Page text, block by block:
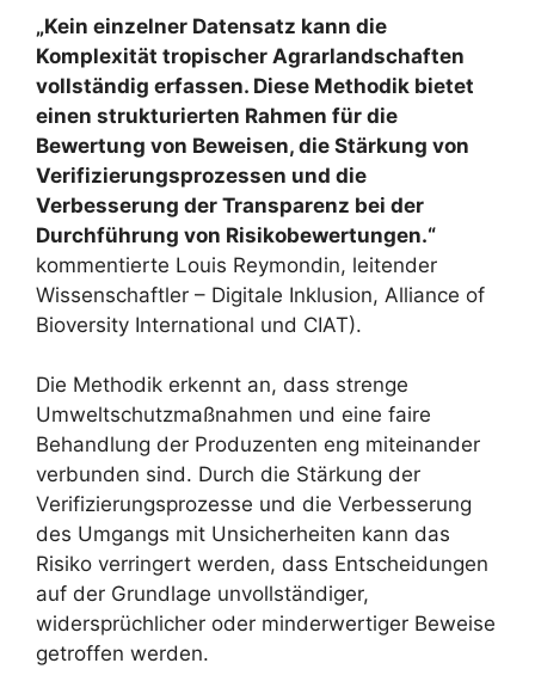
„Kein einzelner Datensatz kann die
Komplexität tropischer Agrarlandschaften
vollständig erfassen. Diese Methodik bietet
einen strukturierten Rahmen für die
Bewertung von Beweisen, die Stärkung von
Verifizierungsprozessen und die
Verbesserung der Transparenz bei der
Durchführung von Risikobewertungen.“
kommentierte Louis Reymondin, leitender
Wissenschaftler – Digitale Inklusion, Alliance of
Bioversity International und CIAT).
Die Methodik erkennt an, dass strenge
Umweltschutzmaßnahmen und eine faire
Behandlung der Produzenten eng miteinander
verbunden sind. Durch die Stärkung der
Verifizierungsprozesse und die Verbesserung
des Umgangs mit Unsicherheiten kann das
Risiko verringert werden, dass Entscheidungen
auf der Grundlage unvollständiger,
widersprüchlicher oder minderwertiger Beweise
getroffen werden.